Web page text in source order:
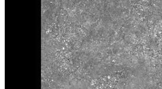
Nội, Việt Nam
Trụ sở:Số nhà 59, Dãy